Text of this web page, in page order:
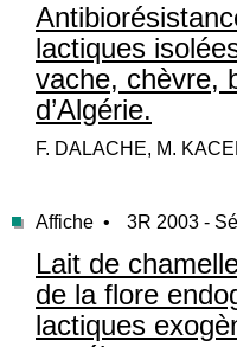
lactiques
vache, chèvre,
d’Algérie.
F. DALACHE, M.
Affiche • 3R 2003 -
Lait de
de la flore
lactiques